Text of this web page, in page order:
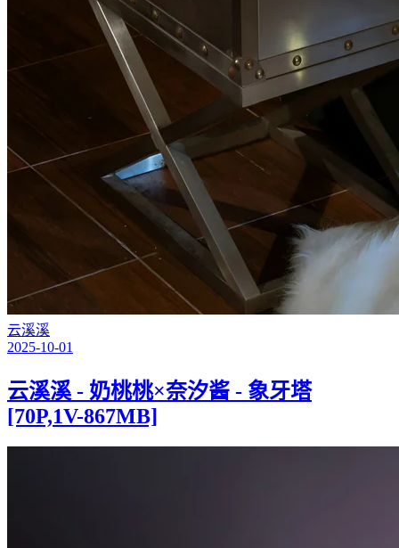
云溪溪
2025-10-01
云溪溪 - 奶桃桃×奈汐酱 - 象牙塔
[70P,1V-867MB]